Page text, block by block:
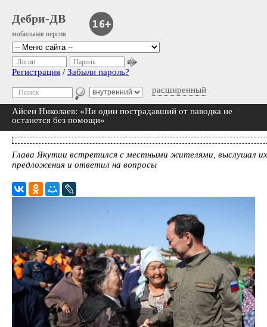
Дебри-ДВ
мобильная версия
расширенный
Логин Пароль
Регистрация / Забыли пароль?
Айсен Николаев: «Ни один пострадавший от паводка не
останется без помощи»
Глава Якутии встретился с местными жителями, выслушал их
предложения и ответил на вопросы